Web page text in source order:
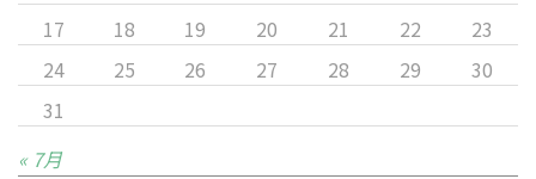
17
18 19 20 21 22
23
24
25 26 27 28 29
30
31
« 7月